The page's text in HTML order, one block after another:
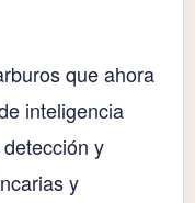
que ahora
inteligencia
y
y